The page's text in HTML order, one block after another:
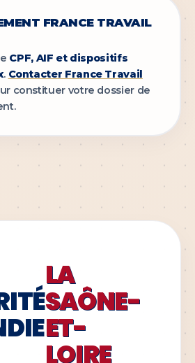
FRANCE TRAVAIL
CPF, AIF et dispositifs
. Contacter France Travail
constituer votre dossier de
LA
SAÔNE-
ET-
LOIRE